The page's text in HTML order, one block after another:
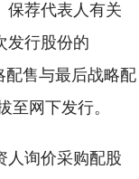
保荐代表人有关
发行股份的
配售与最后战略配
至网下发行。
人询价采购配股